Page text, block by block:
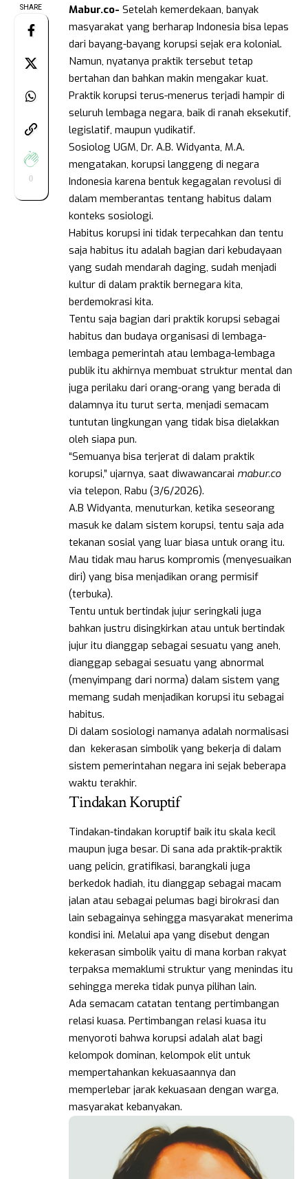
SHARE
0
Mabur.co- Setelah kemerdekaan, banyak
masyarakat yang berharap Indonesia bisa lepas
dari bayang-bayang korupsi sejak era kolonial.
Namun, nyatanya praktik tersebut tetap
bertahan dan bahkan makin mengakar kuat.
Praktik korupsi terus-menerus terjadi hampir di
seluruh lembaga negara, baik di ranah eksekutif,
legislatif, maupun yudikatif.
Sosiolog UGM, Dr. A.B. Widyanta, M.A.
mengatakan, korupsi langgeng di negara
Indonesia karena bentuk kegagalan revolusi di
dalam memberantas tentang habitus dalam
konteks sosiologi.
Habitus korupsi ini tidak terpecahkan dan tentu
saja habitus itu adalah bagian dari kebudayaan
yang sudah mendarah daging, sudah menjadi
kultur di dalam praktik bernegara kita,
berdemokrasi kita.
Tentu saja bagian dari praktik korupsi sebagai
habitus dan budaya organisasi di lembaga-
lembaga pemerintah atau lembaga-lembaga
publik itu akhirnya membuat struktur mental dan
juga perilaku dari orang-orang yang berada di
dalamnya itu turut serta, menjadi semacam
tuntutan lingkungan yang tidak bisa dielakkan
oleh siapa pun.
“Semuanya bisa terjerat di dalam praktik
korupsi,” ujarnya, saat diwawancarai mabur.co
via telepon, Rabu (3/6/2026).
A.B Widyanta, menuturkan, ketika seseorang
masuk ke dalam sistem korupsi, tentu saja ada
tekanan sosial yang luar biasa untuk orang itu.
Mau tidak mau harus kompromis (menyesuaikan
diri) yang bisa menjadikan orang permisif
(terbuka).
Tentu untuk bertindak jujur seringkali juga
bahkan justru disingkirkan atau untuk bertindak
jujur itu dianggap sebagai sesuatu yang aneh,
dianggap sebagai sesuatu yang abnormal
(menyimpang dari norma) dalam sistem yang
memang sudah menjadikan korupsi itu sebagai
habitus.
Di dalam sosiologi namanya adalah normalisasi
dan kekerasan simbolik yang bekerja di dalam
sistem pemerintahan negara ini sejak beberapa
waktu terakhir.
Tindakan Koruptif
Tindakan-tindakan koruptif baik itu skala kecil
maupun juga besar. Di sana ada praktik-praktik
uang pelicin, gratifikasi, barangkali juga
berkedok hadiah, itu dianggap sebagai macam
jalan atau sebagai pelumas bagi birokrasi dan
lain sebagainya sehingga masyarakat menerima
kondisi ini. Melalui apa yang disebut dengan
kekerasan simbolik yaitu di mana korban rakyat
terpaksa memaklumi struktur yang menindas itu
sehingga mereka tidak punya pilihan lain.
Ada semacam catatan tentang pertimbangan
relasi kuasa. Pertimbangan relasi kuasa itu
menyoroti bahwa korupsi adalah alat bagi
kelompok dominan, kelompok elit untuk
mempertahankan kekuasaannya dan
memperlebar jarak kekuasaan dengan warga,
masyarakat kebanyakan.